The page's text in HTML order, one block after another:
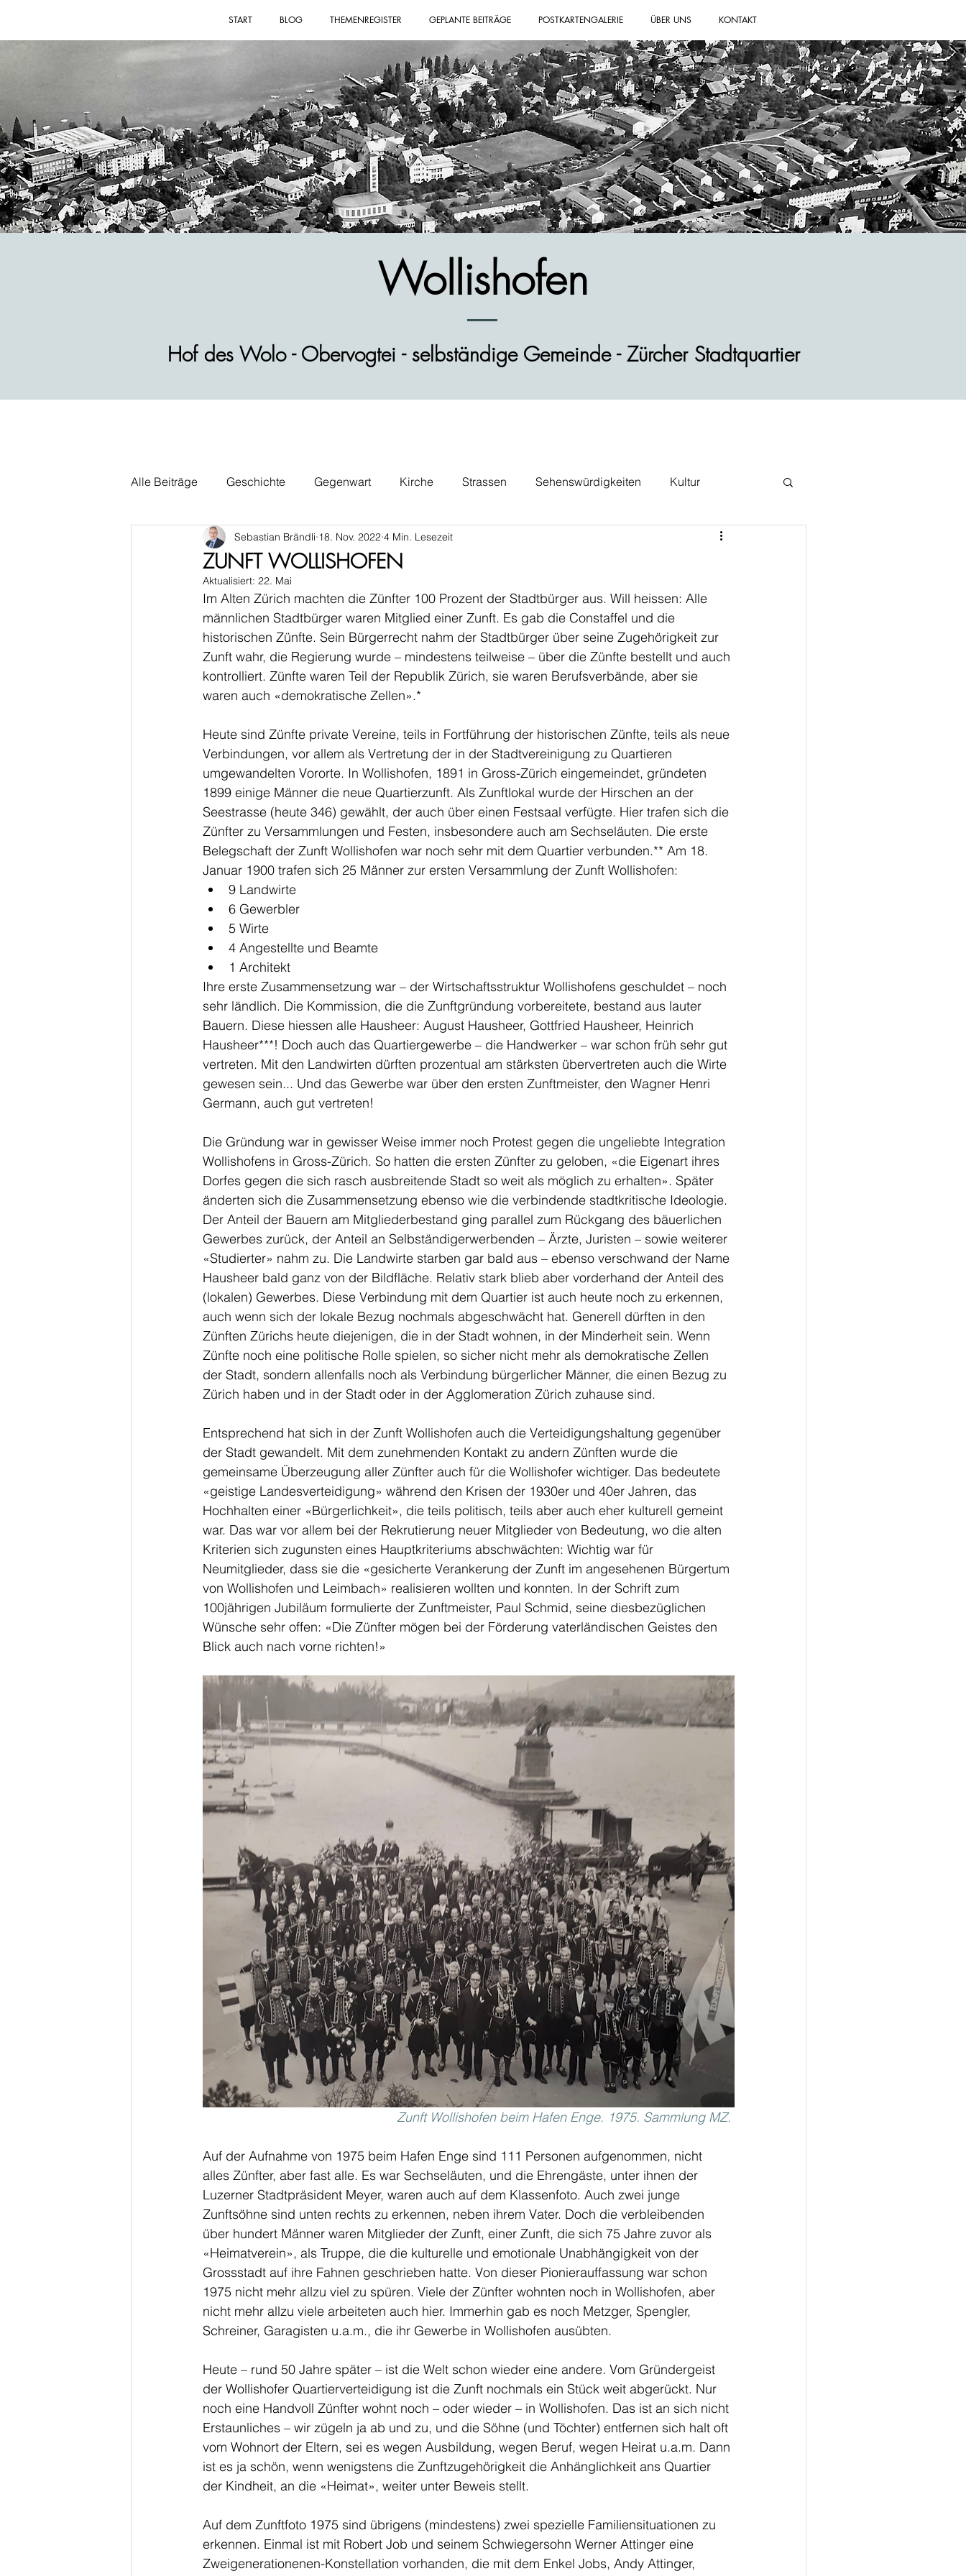
START BLOG THEMENREGISTER GEPLANTE BEITRÄGE POSTKARTENGALERIE ÜBER UNS KONTAKT
Alle Beiträge Geschichte Gegenwart Kirche Strassen Sehenswürdigkeiten Kultur
Wirtschaft Alltag Politik Wohnen Gastblog
ZUNFT WOLLISHOFEN
Sebastian Brändli 18. Nov. 2022 4 Min. Lesezeit
Aktualisiert: 22. Mai
Im Alten Zürich machten die Zünfter 100 Prozent der Stadtbürger aus. Will heissen: Alle
männlichen Stadtbürger waren Mitglied einer Zunft. Es gab die Constaffel und die
historischen Zünfte. Sein Bürgerrecht nahm der Stadtbürger über seine Zugehörigkeit zur
Zunft wahr, die Regierung wurde – mindestens teilweise – über die Zünfte bestellt und auch
kontrolliert. Zünfte waren Teil der Republik Zürich, sie waren Berufsverbände, aber sie
waren auch «demokratische Zellen».*
Heute sind Zünfte private Vereine, teils in Fortführung der historischen Zünfte, teils als neue
Verbindungen, vor allem als Vertretung der in der Stadtvereinigung zu Quartieren
umgewandelten Vororte. In Wollishofen, 1891 in Gross-Zürich eingemeindet, gründeten
1899 einige Männer die neue Quartierzunft. Als Zunftlokal wurde der Hirschen an der
Seestrasse (heute 346) gewählt, der auch über einen Festsaal verfügte. Hier trafen sich die
Zünfter zu Versammlungen und Festen, insbesondere auch am Sechseläuten. Die erste
Belegschaft der Zunft Wollishofen war noch sehr mit dem Quartier verbunden.** Am 18.
Januar 1900 trafen sich 25 Männer zur ersten Versammlung der Zunft Wollishofen:
9 Landwirte
6 Gewerbler
5 Wirte
4 Angestellte und Beamte
1 Architekt
Ihre erste Zusammensetzung war – der Wirtschaftsstruktur Wollishofens geschuldet – noch
sehr ländlich. Die Kommission, die die Zunftgründung vorbereitete, bestand aus lauter
Bauern. Diese hiessen alle Hausheer: August Hausheer, Gottfried Hausheer, Heinrich
Hausheer***! Doch auch das Quartiergewerbe – die Handwerker – war schon früh sehr gut
vertreten. Mit den Landwirten dürften prozentual am stärksten übervertreten auch die Wirte
gewesen sein... Und das Gewerbe war über den ersten Zunftmeister, den Wagner Henri
Germann, auch gut vertreten!
Die Gründung war in gewisser Weise immer noch Protest gegen die ungeliebte Integration
Wollishofens in Gross-Zürich. So hatten die ersten Zünfter zu geloben, «die Eigenart ihres
Dorfes gegen die sich rasch ausbreitende Stadt so weit als möglich zu erhalten». Später
änderten sich die Zusammensetzung ebenso wie die verbindende stadtkritische Ideologie.
Der Anteil der Bauern am Mitgliederbestand ging parallel zum Rückgang des bäuerlichen
Gewerbes zurück, der Anteil an Selbständigerwerbenden – Ärzte, Juristen – sowie weiterer
«Studierter» nahm zu. Die Landwirte starben gar bald aus – ebenso verschwand der Name
Hausheer bald ganz von der Bildfläche. Relativ stark blieb aber vorderhand der Anteil des
(lokalen) Gewerbes. Diese Verbindung mit dem Quartier ist auch heute noch zu erkennen,
auch wenn sich der lokale Bezug nochmals abgeschwächt hat. Generell dürften in den
Zünften Zürichs heute diejenigen, die in der Stadt wohnen, in der Minderheit sein. Wenn
Zünfte noch eine politische Rolle spielen, so sicher nicht mehr als demokratische Zellen
der Stadt, sondern allenfalls noch als Verbindung bürgerlicher Männer, die einen Bezug zu
Zürich haben und in der Stadt oder in der Agglomeration Zürich zuhause sind.
Entsprechend hat sich in der Zunft Wollishofen auch die Verteidigungshaltung gegenüber
der Stadt gewandelt. Mit dem zunehmenden Kontakt zu andern Zünften wurde die
gemeinsame Überzeugung aller Zünfter auch für die Wollishofer wichtiger. Das bedeutete
«geistige Landesverteidigung» während den Krisen der 1930er und 40er Jahren, das
Hochhalten einer «Bürgerlichkeit», die teils politisch, teils aber auch eher kulturell gemeint
war. Das war vor allem bei der Rekrutierung neuer Mitglieder von Bedeutung, wo die alten
Kriterien sich zugunsten eines Hauptkriteriums abschwächten: Wichtig war für
Neumitglieder, dass sie die «gesicherte Verankerung der Zunft im angesehenen Bürgertum
von Wollishofen und Leimbach» realisieren wollten und konnten. In der Schrift zum
100jährigen Jubiläum formulierte der Zunftmeister, Paul Schmid, seine diesbezüglichen
Wünsche sehr offen: «Die Zünfter mögen bei der Förderung vaterländischen Geistes den
Blick auch nach vorne richten!»
Zunft Wollishofen beim Hafen Enge. 1975. Sammlung MZ.
Auf der Aufnahme von 1975 beim Hafen Enge sind 111 Personen aufgenommen, nicht
alles Zünfter, aber fast alle. Es war Sechseläuten, und die Ehrengäste, unter ihnen der
Luzerner Stadtpräsident Meyer, waren auch auf dem Klassenfoto. Auch zwei junge
Zunftsöhne sind unten rechts zu erkennen, neben ihrem Vater. Doch die verbleibenden
über hundert Männer waren Mitglieder der Zunft, einer Zunft, die sich 75 Jahre zuvor als
«Heimatverein», als Truppe, die die kulturelle und emotionale Unabhängigkeit von der
Grossstadt auf ihre Fahnen geschrieben hatte. Von dieser Pionierauffassung war schon
1975 nicht mehr allzu viel zu spüren. Viele der Zünfter wohnten noch in Wollishofen, aber
nicht mehr allzu viele arbeiteten auch hier. Immerhin gab es noch Metzger, Spengler,
Schreiner, Garagisten u.a.m., die ihr Gewerbe in Wollishofen ausübten.
Heute – rund 50 Jahre später – ist die Welt schon wieder eine andere. Vom Gründergeist
der Wollishofer Quartierverteidigung ist die Zunft nochmals ein Stück weit abgerückt. Nur
noch eine Handvoll Zünfter wohnt noch – oder wieder – in Wollishofen. Das ist an sich nicht
Erstaunliches – wir zügeln ja ab und zu, und die Söhne (und Töchter) entfernen sich halt oft
vom Wohnort der Eltern, sei es wegen Ausbildung, wegen Beruf, wegen Heirat u.a.m. Dann
ist es ja schön, wenn wenigstens die Zunftzugehörigkeit die Anhänglichkeit ans Quartier
der Kindheit, an die «Heimat», weiter unter Beweis stellt.
Auf dem Zunftfoto 1975 sind übrigens (mindestens) zwei spezielle Familiensituationen zu
erkennen. Einmal ist mit Robert Job und seinem Schwiegersohn Werner Attinger eine
Zweigenerationenen-Konstellation vorhanden, die mit dem Enkel Jobs, Andy Attinger,
Wollishofen
Hof des Wolo - Obervogtei - selbständige Gemeinde - Zürcher Stadtquartier